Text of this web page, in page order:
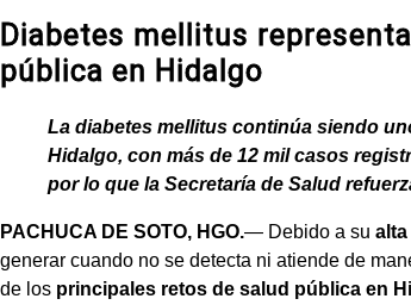
Diabetes mellitus
pública en Hidalgo
La diabetes mellitus continúa siendo
Hidalgo, con más de 12 mil casos
por lo que la Secretaría de Salud
PACHUCA DE SOTO, HGO.— Debido a su
generar cuando no se detecta ni atiende de
de los principales retos de salud pública en